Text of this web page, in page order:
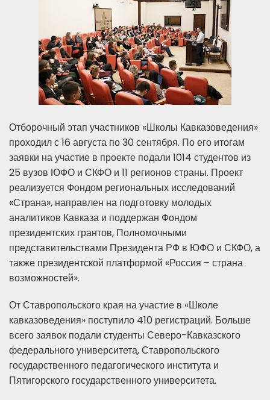
Отборочный этап участников «Школы Кавказоведения»
проходил с 16 августа по 30 сентября. По его итогам
заявки на участие в проекте подали 1014 студентов из
25 вузов ЮФО и СКФО и 11 регионов страны. Проект
реализуется Фондом региональных исследований
«Страна», направлен на подготовку молодых
аналитиков Кавказа и поддержан Фондом
президентских грантов, Полномочными
представительствами Президента РФ в ЮФО и СКФО, а
также президентской платформой «Россия – страна
возможностей».
От Ставропольского края на участие в «Школе
кавказоведения» поступило 410 регистраций. Больше
всего заявок подали студенты Северо-Кавказского
федерального университета, Ставропольского
государственного педагогического института и
Пятигорского государственного университета.